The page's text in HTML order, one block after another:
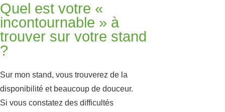
Quel est votre «
incontournable » à
trouver sur votre stand
?
Sur mon stand, vous trouverez de la
disponibilité et beaucoup de douceur.
Si vous constatez des difficultés